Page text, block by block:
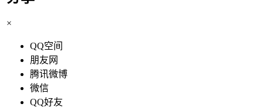
×
QQ空间
朋友网
腾讯微博
微信
QQ好友